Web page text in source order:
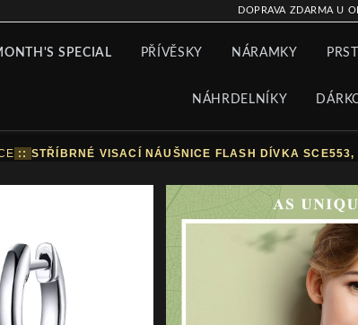
DOPRAVA ZDARMA U
SPECIAL PŘÍVĚSKY NÁRAMKY
NÁHRDELNÍKY
:: STŘÍBRNÉ VISACÍ NÁUŠNICE FLASH DÍVKA